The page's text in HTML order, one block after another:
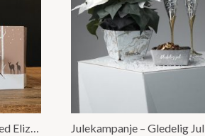
Julekampanje – Kalender med Elizabeth og Eliza Julekampanje – Gledelig Jul